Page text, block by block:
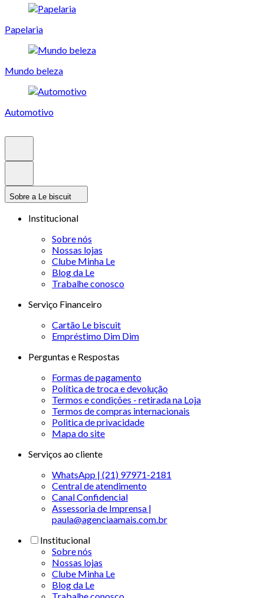
Papelaria
Mundo beleza
Automotivo
Sobre a Le biscuit
Institucional
Sobre nós
Nossas lojas
Clube Minha Le
Blog da Le
Trabalhe conosco
Serviço Financeiro
Cartão Le biscuit
Empréstimo Dim Dim
Perguntas e Respostas
Formas de pagamento
Política de troca e devolução
Termos e condições - retirada na Loja
Termos de compras internacionais
Politica de privacidade
Mapa do site
Serviços ao cliente
WhatsApp | (21) 97971-2181
Central de atendimento
Canal Confidencial
Assessoria de Imprensa |
paula@agenciaamais.com.br
Institucional
Sobre nós
Nossas lojas
Clube Minha Le
Blog da Le